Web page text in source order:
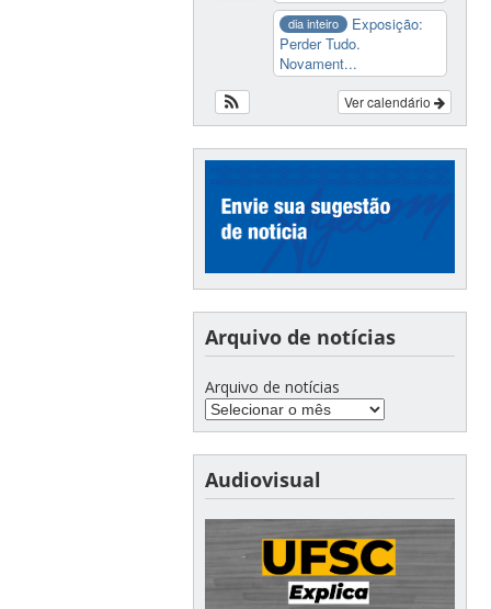
dia inteiro
Exposição:
Perder Tudo.
Novament...
Ver calendário
Arquivo de notícias
Arquivo de notícias
Audiovisual